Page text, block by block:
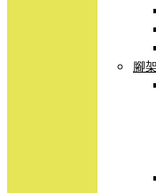
腳